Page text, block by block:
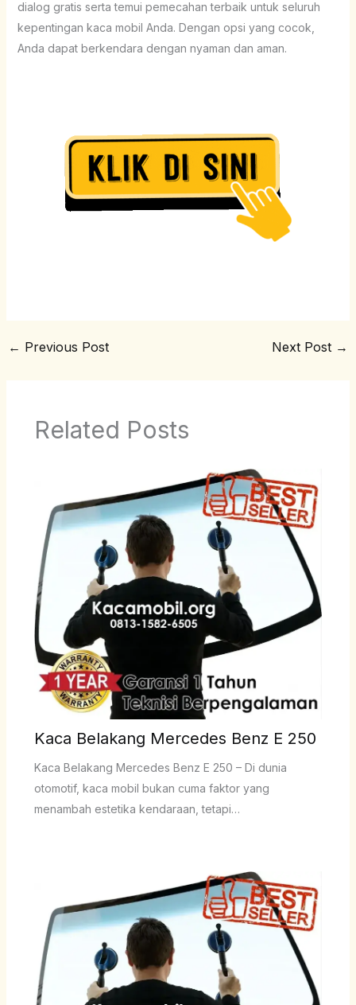
dialog gratis serta temui pemecahan terbaik untuk seluruh
kepentingan kaca mobil Anda. Dengan opsi yang cocok,
Anda dapat berkendara dengan nyaman dan aman.
← Previous Post Next Post →
Related Posts
Kaca Belakang Mercedes Benz E 250
Kaca Belakang Mercedes Benz E 250 – Di dunia
otomotif, kaca mobil bukan cuma faktor yang
menambah estetika kendaraan, tetapi…